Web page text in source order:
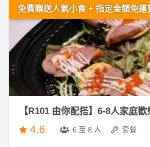
免費贈送人氣小食 + 指定金額免運
【R101 由你配搭】6-8人家庭
4.6 6 至 8 人 套餐